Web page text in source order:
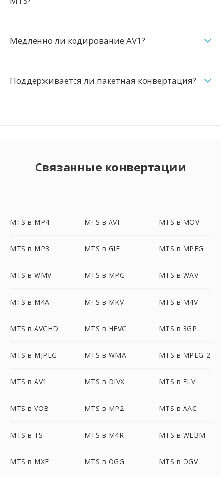
Медленно ли кодирование AV1?
Поддерживается ли пакетная конвертация?
Связанные конвертации
MTS в MP4 MTS в AVI MTS в MOV
MTS в MP3 MTS в GIF MTS в MPEG
MTS в WMV MTS в MPG MTS в WAV
MTS в M4A MTS в MKV MTS в M4V
MTS в AVCHD MTS в HEVC MTS в 3GP
MTS в MJPEG MTS в WMA MTS в MPEG-2
MTS в AV1 MTS в DIVX MTS в FLV
MTS в VOB MTS в MP2 MTS в AAC
MTS в TS MTS в M4R MTS в WEBM
MTS в MXF MTS в OGG MTS в OGV